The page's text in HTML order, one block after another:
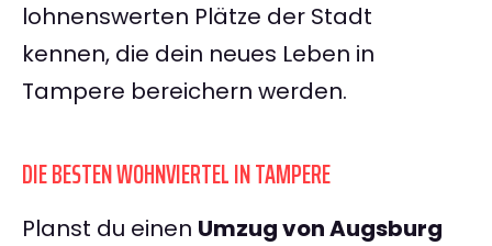
lohnenswerten Plätze der Stadt
kennen, die dein neues Leben in
Tampere bereichern werden.
DIE BESTEN WOHNVIERTEL IN TAMPERE
Planst du einen Umzug von Augsburg